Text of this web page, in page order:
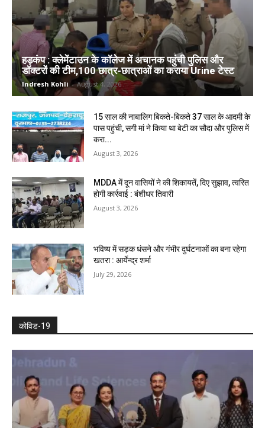
हड़कंप : क्लेमेंटाउन के कॉलेज में अचानक पहुंची पुलिस और
डॉक्टरों की टीम,100 छात्र-छात्राओं का कराया Urine टेस्ट
Indresh Kohli - August 4, 2026
15 साल की नाबालिग बिकते-बिकते 37 साल के आदमी के
पास पहुंची, सगी मां ने किया था बेटी का सौदा और पुलिस में
करा...
August 3, 2026
MDDA में दून वासियों ने की शिकायतें, दिए सुझाव, त्वरित
होगी कार्रवाई : बंशीधर तिवारी
August 3, 2026
भविष्य में सड़क धंसने और गंभीर दुर्घटनाओं का बना रहेगा
खतरा : आर्येन्द्र शर्मा
July 29, 2026
कोविड-19